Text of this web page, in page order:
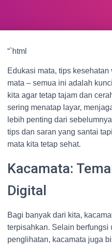
“`html
Edukasi mata, tips
mata – semua ini adalah
kita agar tetap tajam dan
sering menatap layar,
lebih penting dari
tips dan saran yang santai
mata kita tetap sehat.
Kacamata:
Digital
Bagi banyak dari kita,
terpisahkan. Selain berfungsi
penglihatan, kacamata juga